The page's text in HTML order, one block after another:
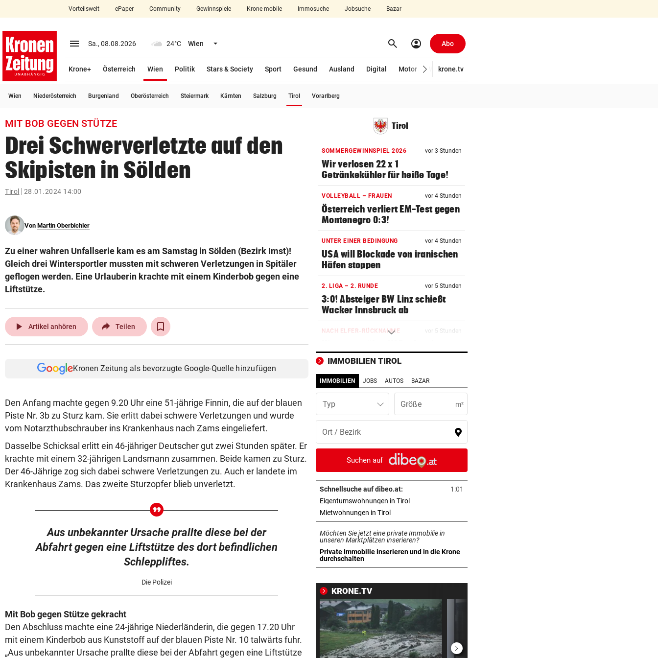
closeSchließen
account_circle Anmelden
arrow_right
bookmark
search
Suchbegriff
eingeben
© Krone Multimedia GmbH & Co KG 2026
Vorteilswelt ePaper Community Gewinnspiele Krone mobile Immosuche Jobsuche Bazar
menu Menü aufklappen
Sa., 08.08.2026 24°C Wien Menü aufklappen search Suchen
account_circle Abo
Krone+ Österreich Wien
Politik
Stars & Society Sport Gesund Ausland Digital Motor Wirtschaft
krone.tv
Wien Niederösterreich Burgenland Oberösterreich Steiermark Kärnten Salzburg Tirol Vorarlberg
MIT BOB GEGEN STÜTZE
Drei Schwerverletzte auf den
Skipisten in Sölden
Tirol 28.01.2024 14:00
Von Martin Oberbichler
Zu einer wahren Unfallserie kam es am Samstag in Sölden (Bezirk Imst)!
Gleich drei Wintersportler mussten mit schweren Verletzungen in Spitäler
geflogen werden. Eine Urlauberin krachte mit einem Kinderbob gegen eine
Liftstütze.
play_arrow Artikel anhören Teilen
Kronen Zeitung als bevorzugte Google-Quelle hinzufügen
Den Anfang machte gegen 9.20 Uhr eine 51-jährige Finnin, die auf der blauen
Piste Nr. 3b zu Sturz kam. Sie erlitt dabei schwere Verletzungen und wurde
vom Notarzthubschrauber ins Krankenhaus nach Zams eingeliefert.
Dasselbe Schicksal erlitt ein 46-jähriger Deutscher gut zwei Stunden später. Er
krachte mit einem 32-jährigen Landsmann zusammen. Beide kamen zu Sturz.
Der 46-Jährige zog sich dabei schwere Verletzungen zu. Auch er landete im
Krankenhaus Zams. Das zweite Sturzopfer blieb unverletzt.
Aus unbekannter Ursache prallte diese bei der
Abfahrt gegen eine Liftstütze des dort befindlichen
Schleppliftes.
Die Polizei
Mit Bob gegen Stütze gekracht
Den Abschluss machte eine 24-jährige Niederländerin, die gegen 17.20 Uhr
mit einem Kinderbob aus Kunststoff auf der blauen Piste Nr. 10 talwärts fuhr.
„Aus unbekannter Ursache prallte diese bei der Abfahrt gegen eine Liftstütze
Tirol
SOMMERGEWINNSPIEL 2026 vor 3 Stunden
Wir verlosen 22 x 1
Getränkekühler für heiße Tage!
VOLLEYBALL – FRAUEN vor 4 Stunden
Österreich verliert EM-Test gegen
Montenegro 0:3!
UNTER EINER BEDINGUNG vor 4 Stunden
USA will Blockade von iranischen
Häfen stoppen
2. LIGA – 2. RUNDE vor 5 Stunden
3:0! Absteiger BW Linz schießt
Wacker Innsbruck ab
NACH ELFER-RÜCKNAHME vor 5 Stunden
absoluter Skandal!“
WEGEN CEUTA-KRISE
Spanien kontert: Jetzt
Grenzkontrollen für Italien
SONNTAG NOCH IM KASTEN vor 5 Stunden
Klubs aus Holland und Italien
locken WAC-Goalie
vor 5 Stunden
Brasilien-Legende schockt Fans
mit Mallet-Finger
KIND UND PARTNER TOT
Traktor-Unglück: Mutter (36)
meldet sich zu Wort
STRATEGIE FEHLT vor 6 Stunden
Schutz vor Drohnen? Österreich
LÄNDLE-KICKER SIEGEN vor 6 Stunden
3:1 nach 0:1! Altach dreht Derby
gegen WSG Tirol
KRITIK AUS POLITIK vor 6 Stunden
IMMOBILIEN TIROL
IMMOBILIEN JOBS AUTOS BAZAR
Typ m²
Suchen auf
Schnellsuche auf dibeo.at:
1:01
Eigentumswohnungen in Tirolin neuem Tab öffnen
Mietwohnungen in Tirolin neuem Tab öffnen
Möchten Sie jetzt eine private Immobilie in
unseren Marktplätzen inserieren?
Private Immobilie inserieren und in die Krone
durchschalten
in neuem Tab öffnen
KRONE.TV